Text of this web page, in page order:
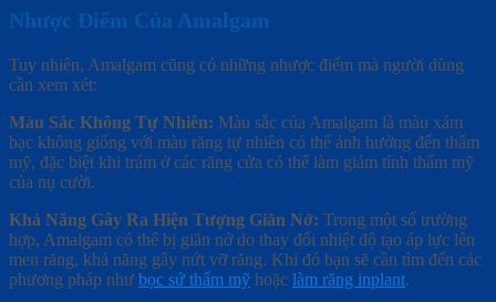
Nhược Điểm Của Amalgam
Tuy nhiên, Amalgam cũng có những nhược điểm mà người dùng
cần xem xét:
Màu Sắc Không Tự Nhiên: Màu sắc của Amalgam là màu xám
bạc không giống với màu răng tự nhiên có thể ảnh hưởng đến thẩm
mỹ, đặc biệt khi trám ở các răng cửa có thể làm giảm tính thẩm mỹ
của nụ cười.
Khả Năng Gây Ra Hiện Tượng Giãn Nở: Trong một số trường
hợp, Amalgam có thể bị giãn nở do thay đổi nhiệt độ tạo áp lực lên
men răng, khả năng gây nứt vỡ răng. Khi đó bạn sẽ cần tìm đến các
phương pháp như bọc sứ thẩm mỹ hoặc làm răng inplant.